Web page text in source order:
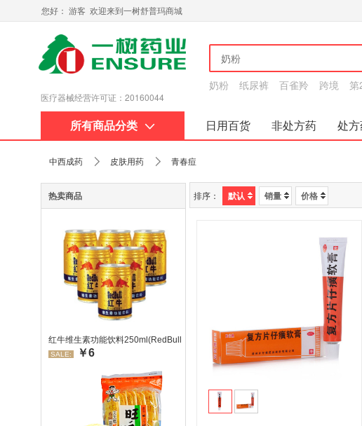
您好： 游客 欢迎来到一树舒普玛商城
互联网药品信息服务资格证书：黔20180015
奶粉 纸尿裤 百雀羚 跨境 第
所有商品分类 日用百货 非处方药 处
中西成药 皮肤用药 青春痘
热卖商品
红牛维生素功能饮料250ml(RedBull/红牛)
SALE: ￥6
排序： 默认 销量 价格